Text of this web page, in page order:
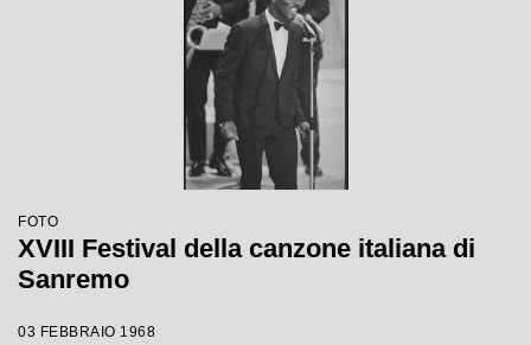
FOTO
XVIII Festival della canzone italiana di
Sanremo
03 FEBBRAIO 1968